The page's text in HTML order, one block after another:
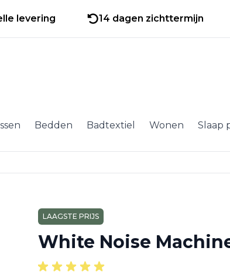
levering 14 dagen zichttermijn
Bedden Badtextiel Wonen Slaap
LAAGSTE PRIJS
White Noise